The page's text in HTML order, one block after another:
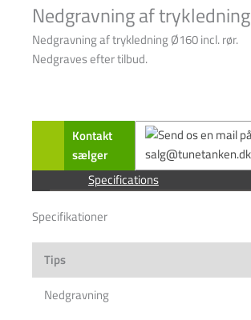
Nedgravning af trykledning
Nedgravning af trykledning Ø160 incl. rør.
Nedgraves efter tilbud.
Kontakt
sælger
Specifications
Specifikationer
Tips
Nedgravning